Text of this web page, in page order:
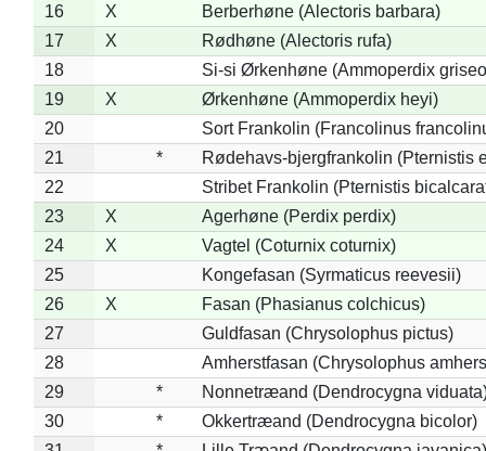
16
X
Berberhøne (Alectoris barbara)
17
X
Rødhøne (Alectoris rufa)
18
Si-si Ørkenhøne (Ammoperdix
19
X
Ørkenhøne (Ammoperdix heyi)
20
Sort Frankolin (Francolinus
21
*
Rødehavs-bjergfrankolin (Pternistis
22
Stribet Frankolin (Pternistis
23
X
Agerhøne (Perdix perdix)
24
X
Vagtel (Coturnix coturnix)
25
Kongefasan (Syrmaticus reevesii)
26
X
Fasan (Phasianus colchicus)
27
Guldfasan (Chrysolophus pictus)
28
Amherstfasan (Chrysolophus
29
*
Nonnetræand (Dendrocygna
30
*
Okkertræand (Dendrocygna bicolor)